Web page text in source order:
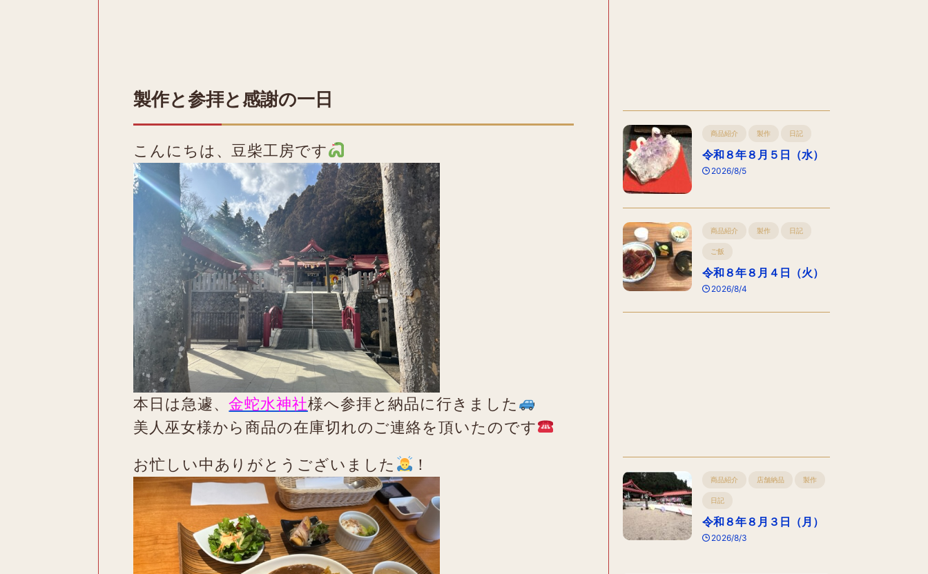
製作と参拝と感謝の一日
こんにちは、豆柴工房です
本日は急遽、金蛇水神社様へ参拝と納品に行きました
美人巫女様から商品の在庫切れのご連絡を頂いたのです
お忙しい中ありがとうございました ！
商品紹介 製作 日記
令和８年８月５日（水）
2026/8/5
商品紹介 製作 日記
ご飯
令和８年８月４日（火）
2026/8/4
商品紹介 店舗納品 製作
日記
令和８年８月３日（月）
2026/8/3